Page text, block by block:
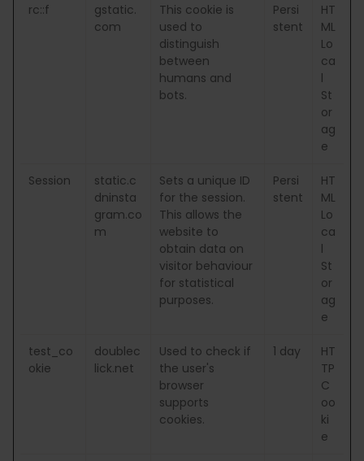
rc::f
gstatic.
com
This cookie is
used to
distinguish
between
humans and
bots.
Persi
stent
HT
ML
Lo
ca
l
St
or
ag
e
Session
static.c
dninsta
gram.co
m
Sets a unique ID
for the session.
This allows the
website to
obtain data on
visitor behaviour
for statistical
purposes.
Persi
stent
HT
ML
Lo
ca
l
St
or
ag
e
test_co
okie
doublec
lick.net
Used to check if
the user's
browser
supports
cookies.
1 day
HT
TP
C
oo
ki
e